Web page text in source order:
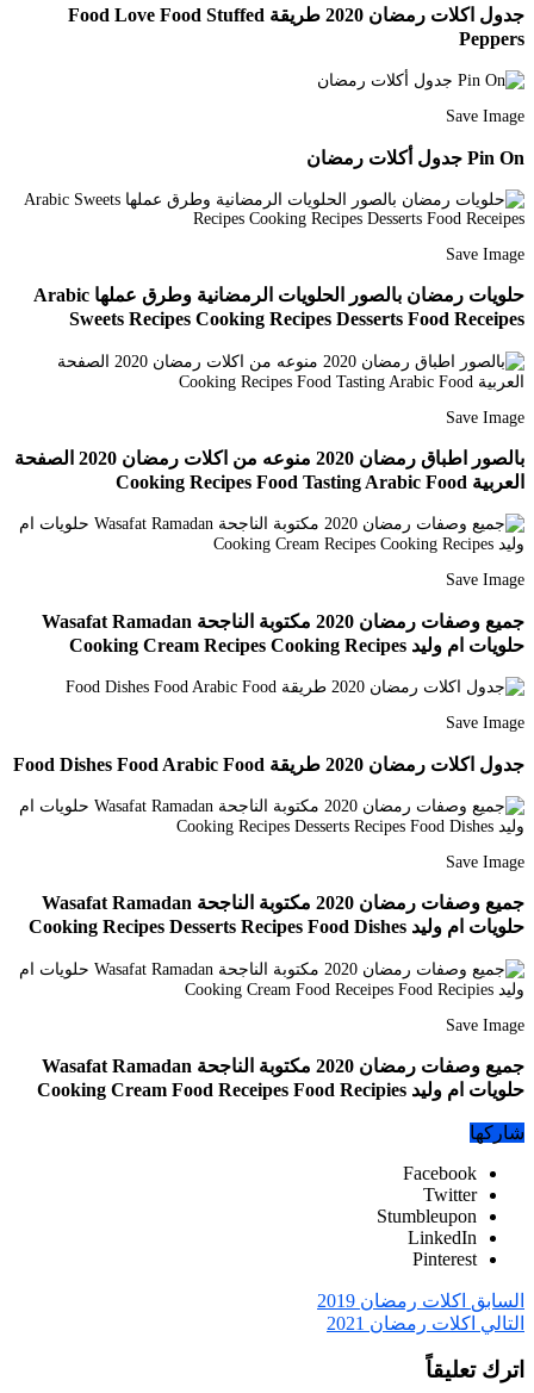
جدول اكلات رمضان 2020 طريقة Food Love Food Stuffed
Peppers
Save Image
Pin On جدول أكلات رمضان
Save Image
حلويات رمضان بالصور الحلويات الرمضانية وطرق عملها Arabic
Sweets Recipes Cooking Recipes Desserts Food Receipes
Save Image
بالصور اطباق رمضان 2020 منوعه من اكلات رمضان 2020 الصفحة
العربية Cooking Recipes Food Tasting Arabic Food
Save Image
جميع وصفات رمضان 2020 مكتوبة الناجحة Wasafat Ramadan
حلويات ام وليد Cooking Cream Recipes Cooking Recipes
Save Image
جدول اكلات رمضان 2020 طريقة Food Dishes Food Arabic Food
Save Image
جميع وصفات رمضان 2020 مكتوبة الناجحة Wasafat Ramadan
حلويات ام وليد Cooking Recipes Desserts Recipes Food Dishes
Save Image
جميع وصفات رمضان 2020 مكتوبة الناجحة Wasafat Ramadan
حلويات ام وليد Cooking Cream Food Receipes Food Recipies
شاركها
Facebook
Twitter
Stumbleupon
LinkedIn
Pinterest
السابق اكلات رمضان 2019
التالي اكلات رمضان 2021
اترك تعليقاً